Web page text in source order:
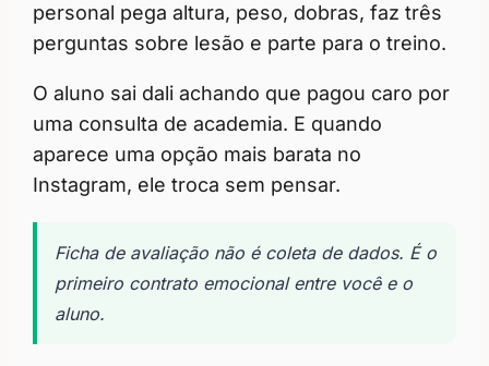
personal pega altura, peso, dobras, faz três
perguntas sobre lesão e parte para o treino.
O aluno sai dali achando que pagou caro por
uma consulta de academia. E quando
aparece uma opção mais barata no
Instagram, ele troca sem pensar.
Ficha de avaliação não é coleta de dados. É o
primeiro contrato emocional entre você e o
aluno.